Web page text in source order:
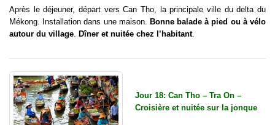
Après le déjeuner, départ vers Can Tho, la principale ville du delta du
Mékong. Installation dans une maison. Bonne balade à pied ou à vélo
autour du village Dîner et nuitée chez l’habitant.
Jour 18: Can Tho – Tra On –
Croisière et nuitée sur la jonque